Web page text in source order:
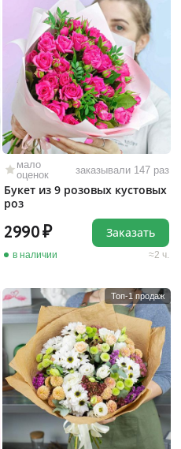
мало
оценок
заказывали 147 раз
Букет из 9 розовых кустовых
роз
2990
в наличии 2 ч.
Заказать
Топ-1 продаж